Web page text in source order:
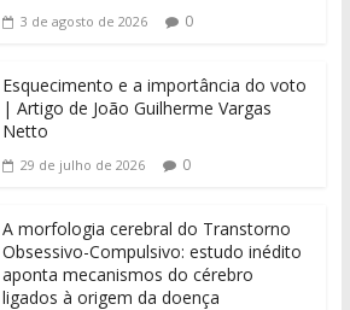
3 de agosto de 2026 0
Esquecimento e a importância do voto
| Artigo de João Guilherme Vargas
Netto
29 de julho de 2026 0
A morfologia cerebral do Transtorno
Obsessivo-Compulsivo: estudo inédito
aponta mecanismos do cérebro
ligados à origem da doença